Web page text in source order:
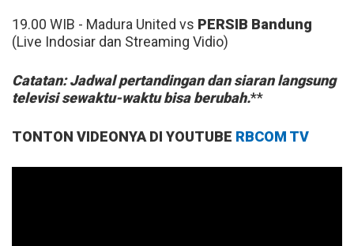
19.00 WIB - Madura United vs PERSIB Bandung
(Live Indosiar dan Streaming Vidio)
Catatan: Jadwal pertandingan dan siaran langsung
televisi sewaktu-waktu bisa berubah.**
TONTON VIDEONYA DI YOUTUBE RBCOM TV